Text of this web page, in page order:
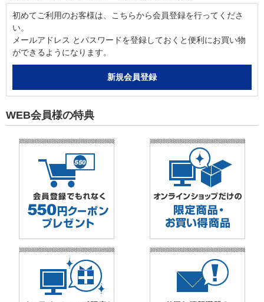
初めてご利用のお客様は、こちらから会員登録を行ってくださ
い。
メールアドレス とパスワードを登録しておくと便利にお買い物
ができるようになります。
WEB会員様の特典